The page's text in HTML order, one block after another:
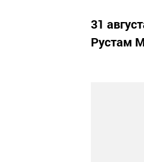
31
Рустам